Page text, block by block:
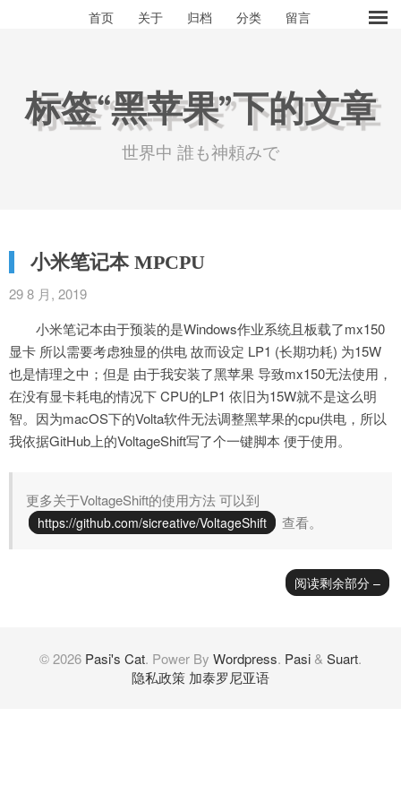
首页 关于 归档 分类 留言
标签“黑苹果”下的文章
世界中 誰も神頼みで
小米笔记本 MPCPU
29 8 月, 2019
小米笔记本由于预装的是Windows作业系统且板载了mx150
显卡 所以需要考虑独显的供电 故而设定 LP1 (长期功耗) 为15W
也是情理之中；但是 由于我安装了黑苹果 导致mx150无法使用，
在没有显卡耗电的情况下 CPU的LP1 依旧为15W就不是这么明
智。因为macOS下的Volta软件无法调整黑苹果的cpu供电，所以
我依据GitHub上的VoltageShift写了个一键脚本 便于使用。
更多关于VoltageShift的使用方法 可以到
https://github.com/sicreative/VoltageShift 查看。
阅读剩余部分 –
© 2026 Pasi's Cat. Power By Wordpress. Pasi & Suart.
隐私政策 加泰罗尼亚语